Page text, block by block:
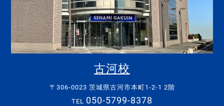
古河校
〒306-0023 茨城県古河市本町1-2-1 2階
TEL 050-5799-8378